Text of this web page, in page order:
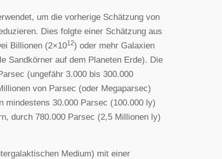
um die vorherige Schätzung von
Dies folgte einer Schätzung aus
Billionen (2×1012) oder mehr Galaxien
Sandkörner auf dem Planeten Erde). Die
(ungefähr 3.000 bis 300.000
von Parsec (oder Megaparsec)
mindestens 30.000 Parsec (100.000 ly)
durch 780.000 Parsec (2,5 Millionen ly)
Medium) mit einer